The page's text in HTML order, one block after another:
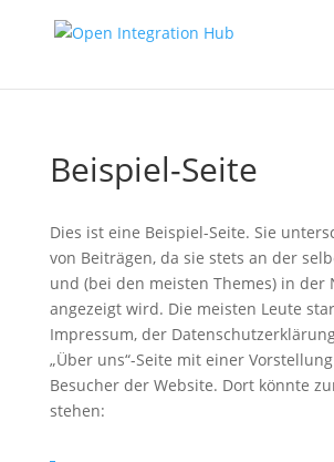
Beispiel-Seite
Dies ist eine Beispiel-Seite. Sie
von Beiträgen, da sie stets an der
und (bei den meisten Themes) in der
angezeigt wird. Die meisten Leute
Impressum, der
„Über uns“-Seite mit einer
Besucher der Website. Dort könnte
stehen: